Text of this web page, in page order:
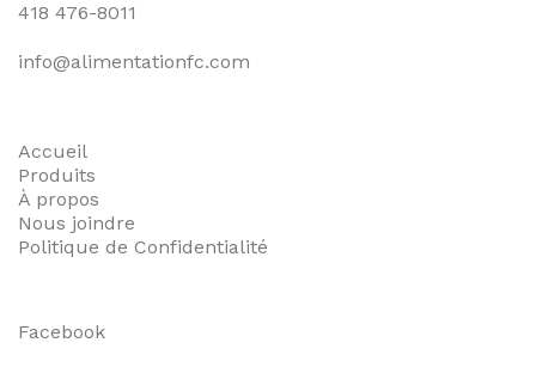
418 476-8011
info@alimentationfc.com
Accueil
Produits
À propos
Nous joindre
Politique de Confidentialité
Facebook